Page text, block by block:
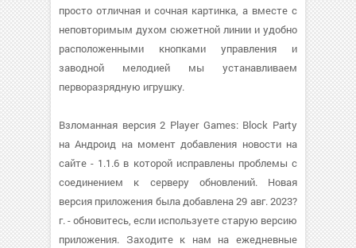
просто отличная и сочная картинка, а вместе с
неповторимым духом сюжетной линии и удобно
расположенными кнопками управления и
заводной мелодией мы устанавливаем
перворазрядную игрушку.
Взломанная версия 2 Player Games: Block Party
на Андроид на момент добавления новости на
сайте - 1.1.6 в которой исправлены проблемы с
соединением к серверу обновлений. Новая
версия приложения была добавлена 29 авг. 2023?
г. - обновитесь, если используете старую версию
приложения. Заходите к нам на ежедневные